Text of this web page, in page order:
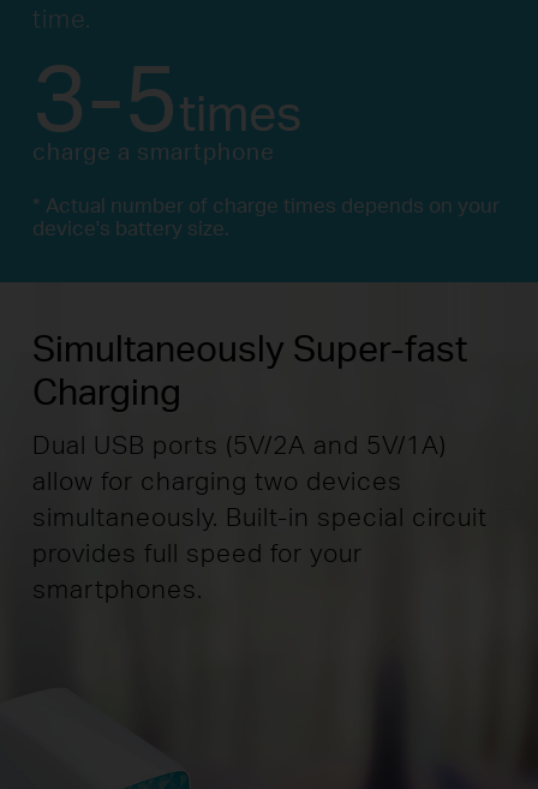
time.
3-5times
charge a smartphone
* Actual number of charge times depends on your
device's battery size.
Simultaneously Super-fast
Charging
Dual USB ports (5V/2A and 5V/1A)
allow for charging two devices
simultaneously. Built-in special circuit
provides full speed for your
smartphones.